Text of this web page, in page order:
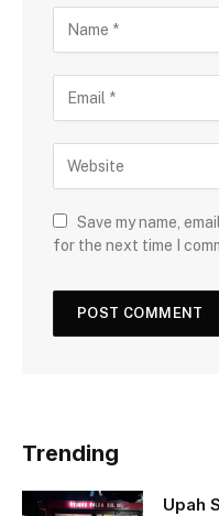
Save my name,
for the next time I
Trending
Upah